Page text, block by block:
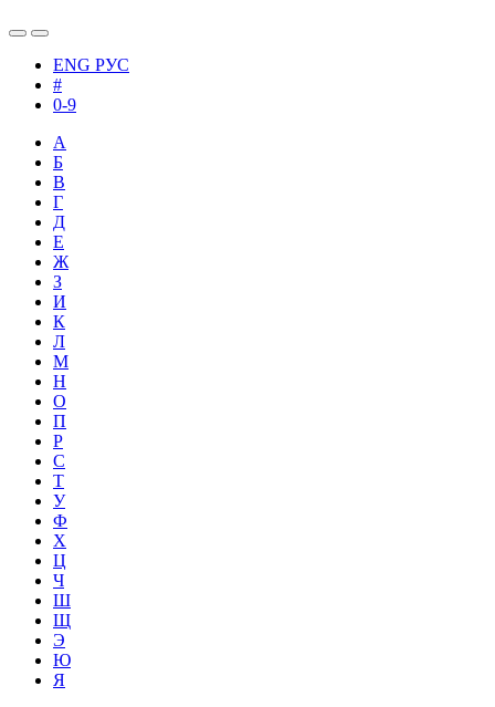
ENG РУС
#
0-9
А
Б
В
Г
Д
Е
Ж
З
И
К
Л
М
Н
О
П
Р
С
Т
У
Ф
Х
Ц
Ч
Ш
Щ
Э
Ю
Я